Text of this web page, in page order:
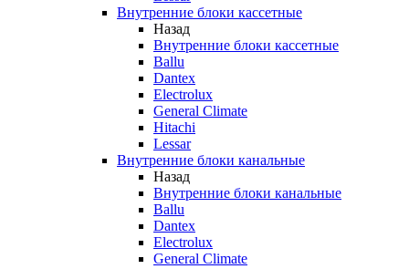
Внутренние блоки кассетные
Назад
Внутренние блоки кассетные
Ballu
Dantex
Electrolux
General Climate
Hitachi
Lessar
Внутренние блоки канальные
Назад
Внутренние блоки канальные
Ballu
Dantex
Electrolux
General Climate